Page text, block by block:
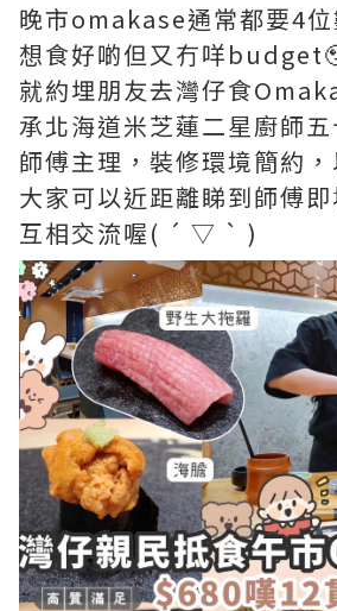
晚市omakase通常都要4
想食好啲但又冇咩
就約埋朋友去灣仔食
承北海道米芝蓮二星廚師
師傅主理，裝修環境簡約，
大家可以近距離睇到師傅
互相交流喔( ´ ▽ ` )